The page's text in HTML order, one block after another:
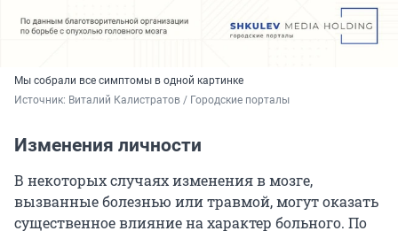
Мы собрали все симптомы в одной картинке
Источник: Виталий Калистратов / Городские порталы
Изменения личности
В некоторых случаях изменения в мозге,
вызванные болезнью или травмой, могут оказать
существенное влияние на характер больного. По